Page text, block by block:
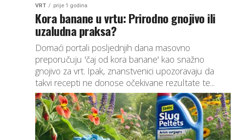
VRT prije 1 godina
Kora banane u vrtu: Prirodno gnojivo ili
uzaludna praksa?
Domaći portali posljednjih dana masovno
preporučuju 'čaj od kora banane' kao snažno
gnojivo za vrt. Ipak, znanstvenici upozoravaju da
takvi recepti ne donose očekivane rezultate te...